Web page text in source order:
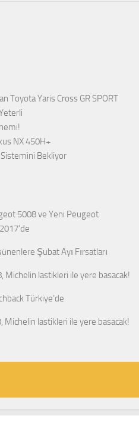
Toyota Yaris Cross GR SPORT
NX 450H+
Bekliyor
5008 ve Yeni Peugeot
Şubat Ayı Fırsatları
Michelin lastikleri ile yere basacak!
Türkiye’de
Michelin lastikleri ile yere basacak!